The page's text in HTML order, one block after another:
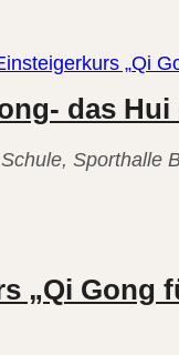
das
„Qi
Sporthalle
„Qi Gong